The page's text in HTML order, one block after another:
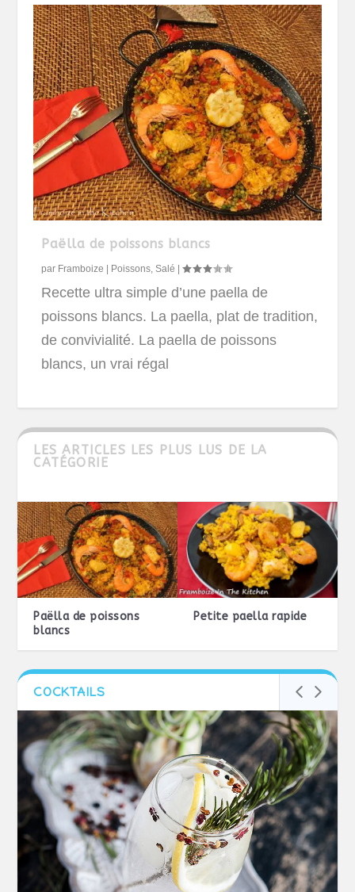
Paëlla de poissons blancs
par Framboize Poissons,Salé |
Recette ultra simple d’une paella de
poissons blancs. La paella, plat de tradition,
de convivialité. La paella de poissons
blancs, un vrai régal
LES ARTICLES LES PLUS LUS DE LA
CATÉGORIE
Paëlla de poissons
blancs
Petite paella rapide
COCKTAILS